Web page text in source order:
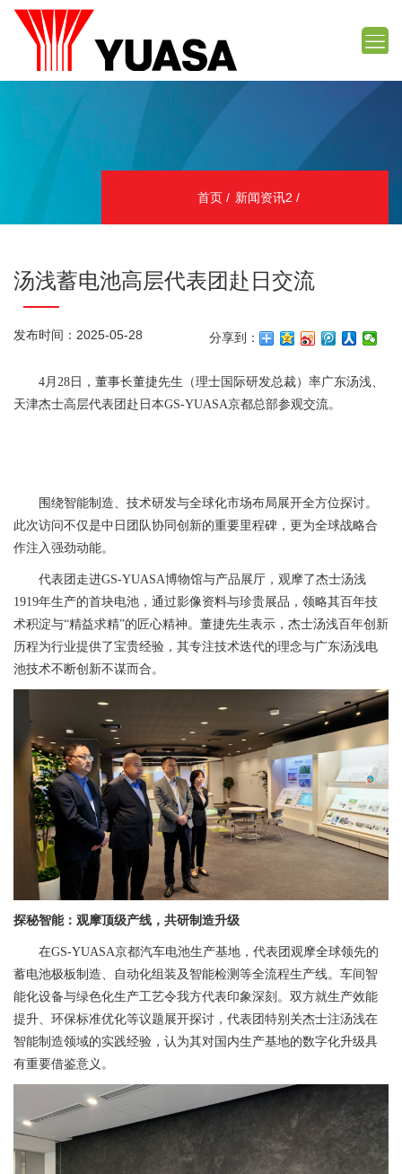
首页 新闻资讯2
汤浅蓄电池高层代表团赴日交流
发布时间：2025-05-28 分享到：
4月28日，董事长董捷先生（理士国际研发总裁）率广东汤浅、
天津杰士高层代表团赴日本GS-YUASA京都总部参观交流。
围绕智能制造、技术研发与全球化市场布局展开全方位探讨。
此次访问不仅是中日团队协同创新的重要里程碑，更为全球战略合
作注入强劲动能。
代表团走进GS-YUASA博物馆与产品展厅，观摩了杰士汤浅
1919年生产的首块电池，通过影像资料与珍贵展品，领略其百年技
术积淀与“精益求精”的匠心精神。董捷先生表示，杰士汤浅百年创新
历程为行业提供了宝贵经验，其专注技术迭代的理念与广东汤浅电
池技术不断创新不谋而合。
探秘智能：观摩顶级产线，共研制造升级
在GS-YUASA京都汽车电池生产基地，代表团观摩全球领先的
蓄电池极板制造、自动化组装及智能检测等全流程生产线。车间智
能化设备与绿色化生产工艺令我方代表印象深刻。双方就生产效能
提升、环保标准优化等议题展开探讨，代表团特别关杰士注汤浅在
智能制造领域的实践经验，认为其对国内生产基地的数字化升级具
有重要借鉴意义。